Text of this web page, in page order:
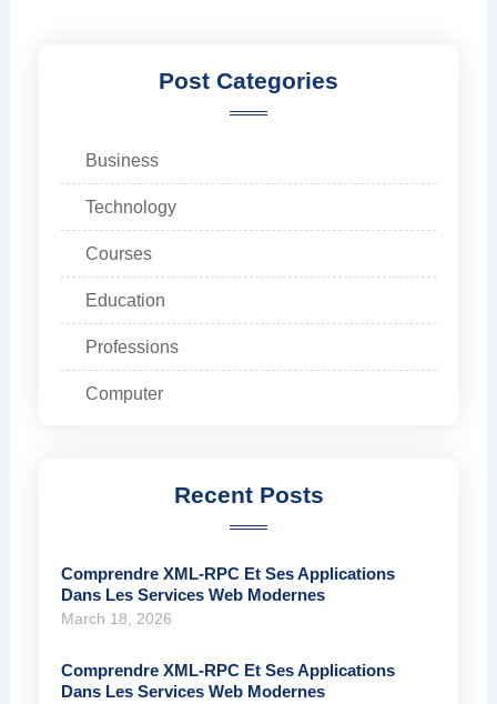
Post Categories
Business
Technology
Courses
Education
Professions
Computer
Recent Posts
Comprendre XML-RPC Et Ses Applications
Dans Les Services Web Modernes
March 18, 2026
Comprendre XML-RPC Et Ses Applications
Dans Les Services Web Modernes